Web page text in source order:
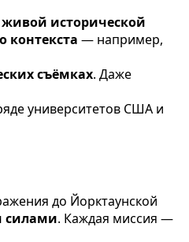
живой исторической
контекста — например,
съёмках. Даже
университетов США и
до Йорктаунской
силами. Каждая миссия —